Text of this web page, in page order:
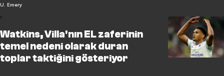
U. Emery
Watkins, Villa'nın EL zaferinin
temel nedeni olarak duran
toplar taktiğini gösteriyor